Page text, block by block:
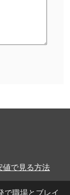
値で見る方法
で職場とブレイ